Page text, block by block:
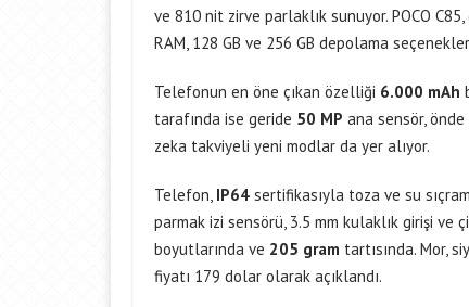
ve 810 nit zirve parlaklık sunuyor. POCO C85,
RAM, 128 GB ve 256 GB depolama
Telefonun en öne çıkan özelliği 6.000 mAh
tarafında ise geride 50 MP ana sensör,
zeka takviyeli yeni modlar da yer alıyor.
Telefon, IP64 sertifikasıyla toza ve su
parmak izi sensörü, 3.5 mm kulaklık girişi ve
boyutlarında ve 205 gram tartısında. Mor,
fiyatı 179 dolar olarak açıklandı.